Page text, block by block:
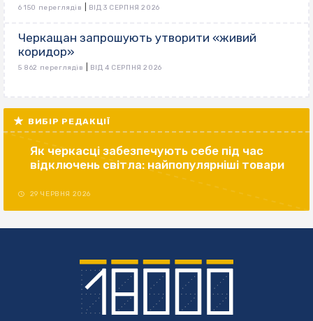
6 150 переглядів ВІД 3 СЕРПНЯ 2026
Черкащан запрошують утворити «живий
коридор»
5 862 переглядів ВІД 4 СЕРПНЯ 2026
ВИБІР РЕДАКЦІЇ
Як черкасці забезпечують себе під час
відключень світла: найпопулярніші товари
29 ЧЕРВНЯ 2026